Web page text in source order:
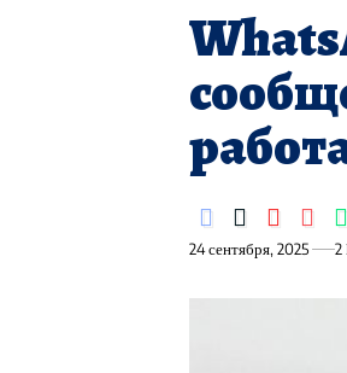
24 сентября, 2025 2